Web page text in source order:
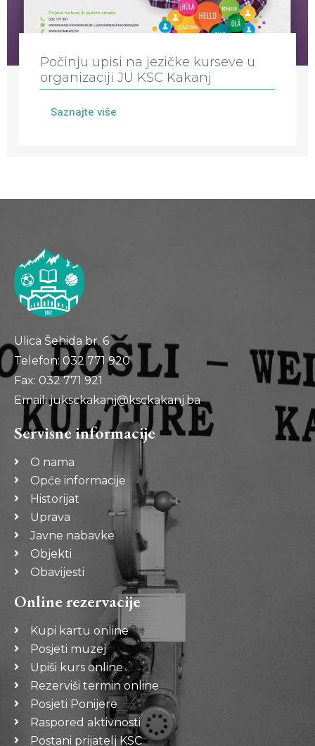
Počinju upisi na jezičke kurseve u
organizaciji JU KSC Kakanj
Saznajte više
Ulica Šehida br. 6
Telefon: 032 771 920
Fax: 032 771 921
Email: juksckakanj@ksckakanj.ba
Servisne informacije
O nama
Opće informacije
Historijat
Uprava
Javne nabavke
Objekti
Obavijesti
Online rezervacije
Kupi kartu online
Posjeti muzej
Upiši kurs online
Rezerviši termin online
Posjeti Ponijere
Raspored aktivnosti
Postani prijatelj KSC